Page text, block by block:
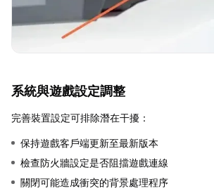
系統與遊戲設定調整
完善裝置設定可排除潛在干擾：
保持遊戲客戶端更新至最新版本
檢查防火牆設定是否阻擋遊戲連線
關閉可能造成衝突的背景處理程序